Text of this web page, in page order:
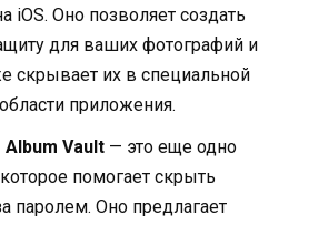
iOS. Оно позволяет создать
для ваших фотографий и
скрывает их в специальной
приложения.
Vault — это еще одно
помогает скрыть
паролем. Оно предлагает